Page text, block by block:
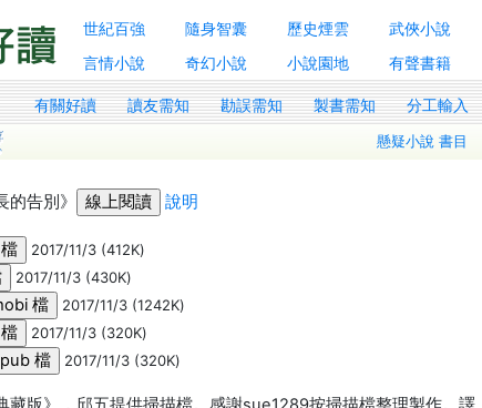
世紀百強 隨身智囊 歷史煙雲 武俠小說
言情小說
奇幻小說 小說園地 有聲書籍
有關好讀 讀友需知 勘誤需知 製書需知 分工輸入
懸疑小說 書目
的告別》 說明
2017/11/3 (412K)
2017/11/3 (430K)
2017/11/3 (1242K)
2017/11/3 (320K)
2017/11/3 (320K)